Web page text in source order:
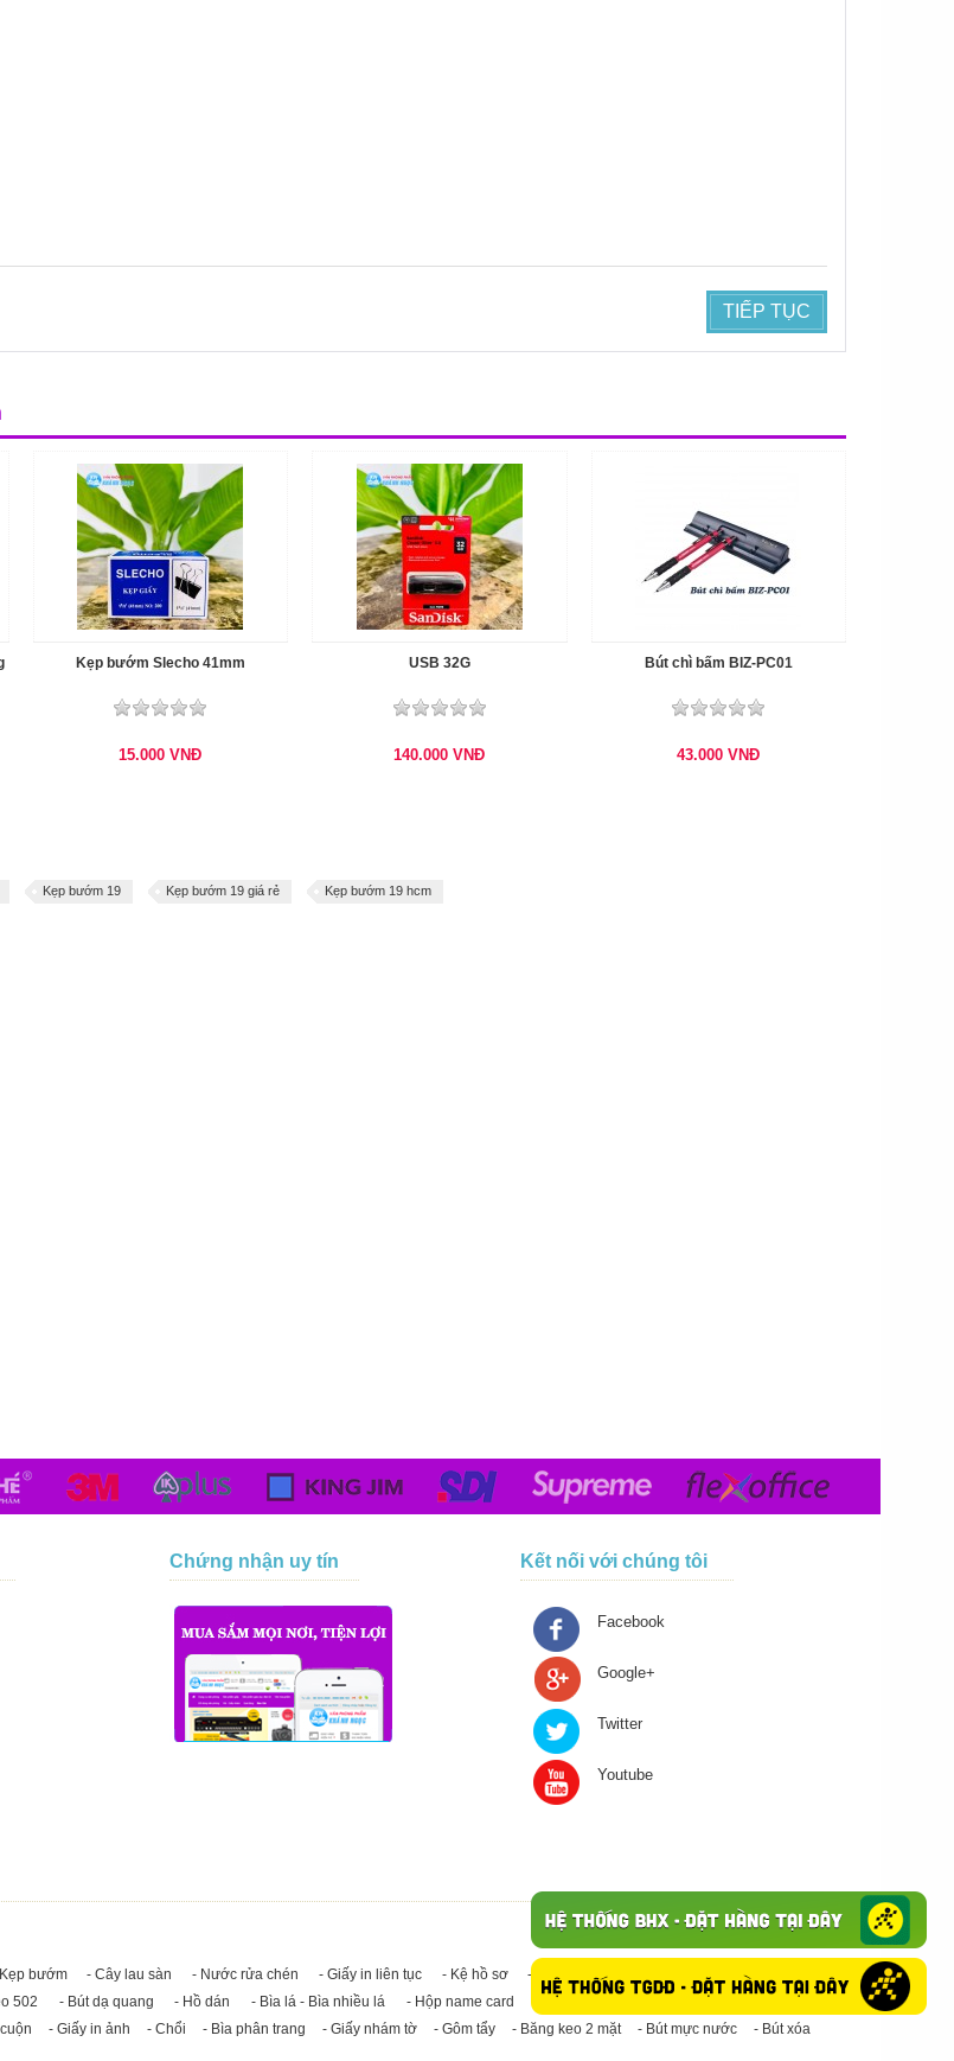
TIẾP TỤC
Kẹp bướm Slecho 41mm
15.000VNĐ
USB 32G
140.000VNĐ
Bút chì bấm BIZ-PC01
43.000VNĐ
Kẹp bướm 19 Kẹp bướm 19 giá rẻ Kẹp bướm 19 hcm
Chứng nhận uy tín Kết nối với chúng tôi
Facebook
Google+
Twitter
Youtube
bướm - Cây lau sàn - Nước rửa chén - Giấy in liên tục - Kệ hồ sơ - Giấy in A4
- Băng keo trong - Băng keo đục
502 - Bút dạ quang - Hồ dán - Bìa lá - Bìa nhiều lá - Hộp name card - Giấy in A3 - Giấy vệ sinh
- Keo Silicone
- Giấy in ảnh - Chổi - Bìa phân trang - Giấy nhám tờ - Gôm tẩy - Băng keo 2 mặt - Bút mực nước - Bút xóa